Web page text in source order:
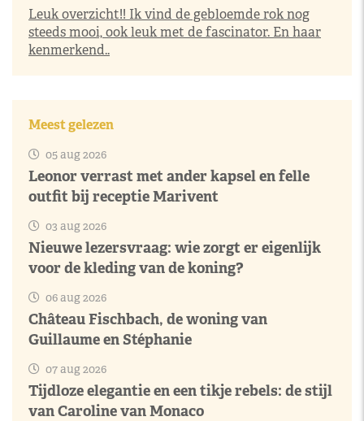
Leuk overzicht!! Ik vind de gebloemde rok nog
steeds mooi, ook leuk met de fascinator. En haar
kenmerkend..
Meest gelezen
05 aug 2026
Leonor verrast met ander kapsel en felle
outfit bij receptie Marivent
03 aug 2026
Nieuwe lezersvraag: wie zorgt er eigenlijk
voor de kleding van de koning?
06 aug 2026
Château Fischbach, de woning van
Guillaume en Stéphanie
07 aug 2026
Tijdloze elegantie en een tikje rebels: de stijl
van Caroline van Monaco